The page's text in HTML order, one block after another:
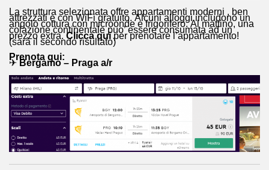
La struttura selezionata offre appartamenti moderni , ben
attrezzati e con WiFi gratuito. Alcuni alloggi includono un
angolo cottura con microonde e frigorifero. Al mattino, una
colazione continentale puo’ essere consumata ad un
prezzo extra.Clicca qui per prenotare l’appartamento!
(sarà il secondo risultato)
Prenota qui:
✈ Bergamo – Praga a/r